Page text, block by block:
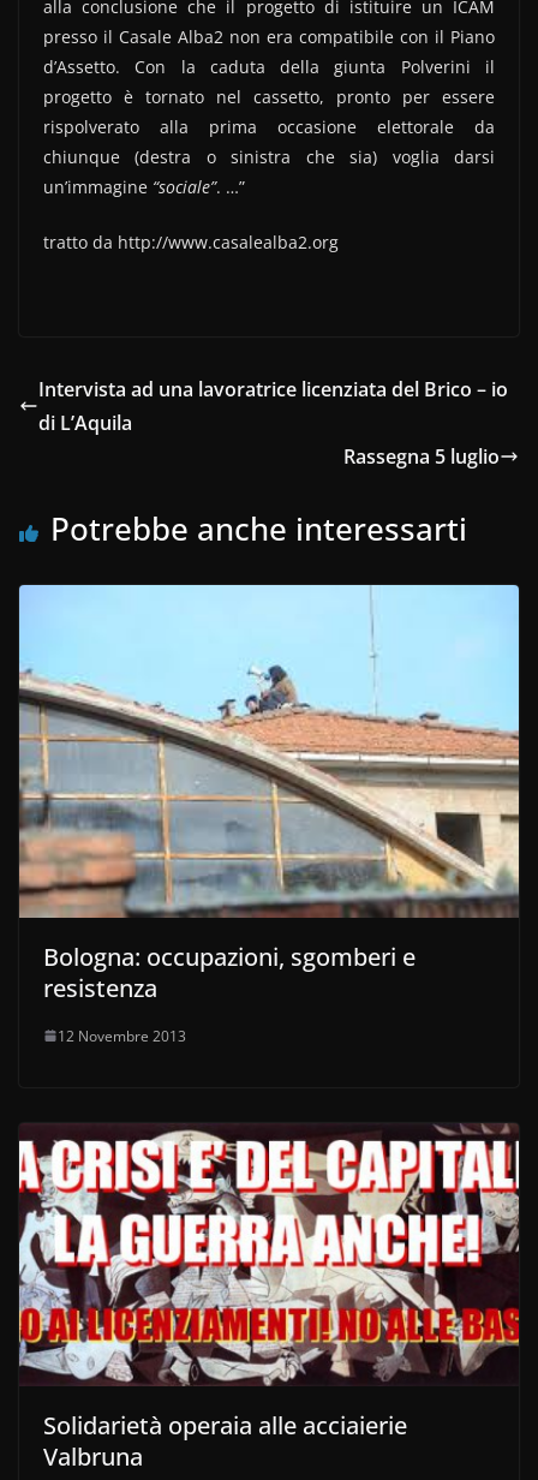
alla conclusione che il progetto di istituire un ICAM
presso il Casale Alba2 non era compatibile con il Piano
d’Assetto. Con la caduta della giunta Polverini il
progetto è tornato nel cassetto, pronto per essere
rispolverato alla prima occasione elettorale da
chiunque (destra o sinistra che sia) voglia darsi
un’immagine “sociale”. …”
tratto da http://www.casalealba2.org
Intervista ad una lavoratrice licenziata del Brico – io
di L’Aquila
Rassegna 5 luglio
Potrebbe anche interessarti
Bologna: occupazioni, sgomberi e
resistenza
12 Novembre 2013
Solidarietà operaia alle acciaierie
Valbruna